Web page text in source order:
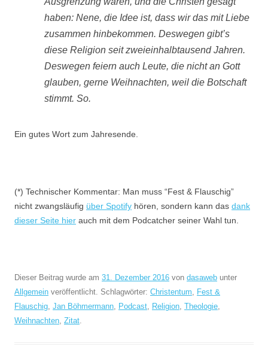
haben: Nene, die Idee ist, dass wir das mit Liebe
zusammen hinbekommen. Deswegen gibt’s
diese Religion seit zweieinhalbtausend Jahren.
Deswegen feiern auch Leute, die nicht an Gott
glauben, gerne Weihnachten, weil die Botschaft
stimmt. So.
Ein gutes Wort zum Jahresende.
(*) Technischer Kommentar: Man muss “Fest & Flauschig”
nicht zwangsläufig über Spotify hören, sondern kann das dank
dieser Seite hier auch mit dem Podcatcher seiner Wahl tun.
Dieser Beitrag wurde am 31. Dezember 2016 von dasaweb unter
Allgemein veröffentlicht. Schlagwörter: Christentum, Fest &
Flauschig, Jan Böhmermann, Podcast, Religion, Theologie,
Weihnachten, Zitat.